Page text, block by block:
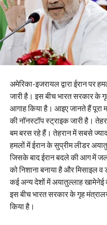
अमेरिका-इजरायल द्वारा ईरान पर
जारी है। इस बीच भारत सरकार के
आगाह किया है। आइए जानते हैं पूरा
की नॉनस्टॉप स्ट्राइक जारी है।
बम बरस रहे हैं। तेहरान में सबसे
हमलों में ईरान के सुप्रीम लीडर
जिसके बाद ईरान बदले की आग में
को निशाना बनाया है और मिसाइल
कई अन्य देशों में अयातुल्लाह खामेनेई
इस बीच भारत सरकार के गृह
किया है।